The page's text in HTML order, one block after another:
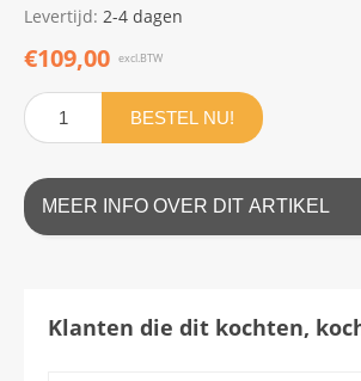
Levertijd: 2-4 dagen
€109,00 excl.BTW
BESTEL NU!
MEER INFO OVER DIT ARTIKEL
Klanten die dit kochten,